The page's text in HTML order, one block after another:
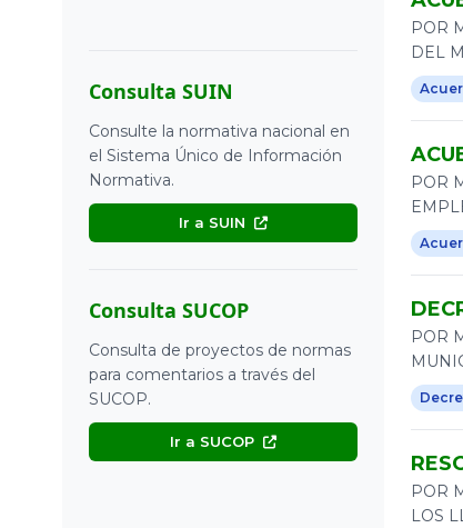
Circular
Comunicados
Constitución Política de
Leyes
Ordenanzas
Otros
2024
2023
2020
2019
2018
2017
2016
Consulta SUIN
Consulte la normativa nacional en
el Sistema Único de Información
Normativa.
Ir a SUIN
Consulta SUCOP
Consulta de proyectos de normas
para comentarios a través del
SUCOP.
Ir a SUCOP
POR
DEL
POR
POR
POR
LOS